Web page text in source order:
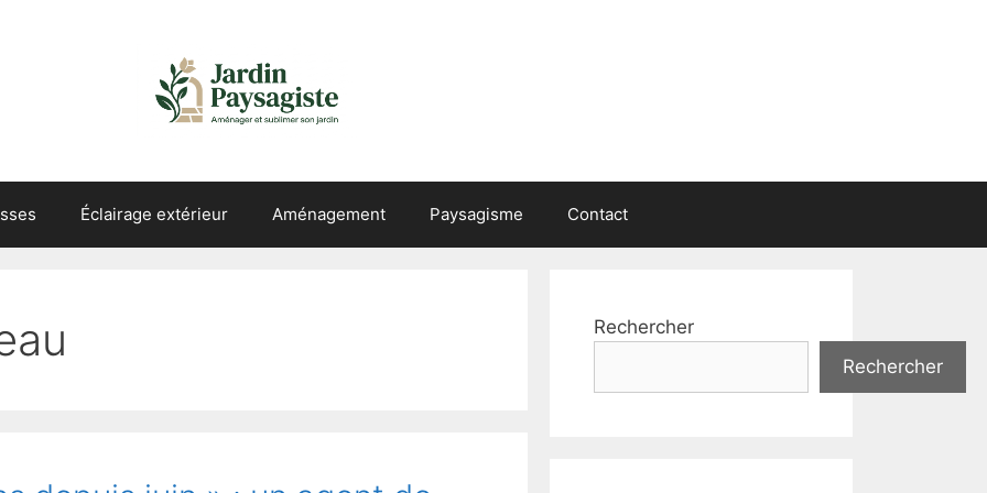
Éclairage extérieur Aménagement Paysagisme Contact
Rechercher
Rechercher